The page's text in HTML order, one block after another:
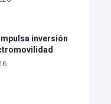
inversión